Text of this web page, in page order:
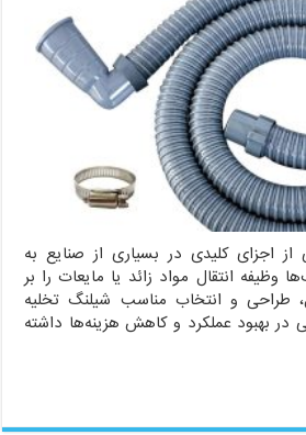
اجزای کلیدی در بسیاری از صنایع به
وظیفه انتقال مواد زائد یا مایعات را بر
طراحی و انتخاب مناسب شیلنگ تخلیه
در بهبود عملکرد و کاهش هزینه‌ها داشته